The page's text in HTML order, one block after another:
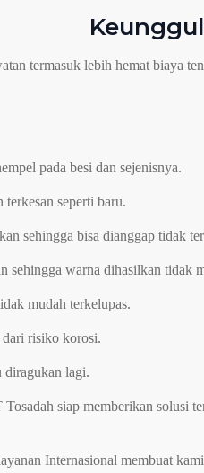
termasuk lebih hemat biaya
pada besi dan sejenisnya.
seperti baru.
sehingga bisa dianggap tidak
sehingga warna dihasilkan tidak
mudah terkelupas.
dari risiko korosi.
diragukan lagi.
siap memberikan solusi
Internasional membuat